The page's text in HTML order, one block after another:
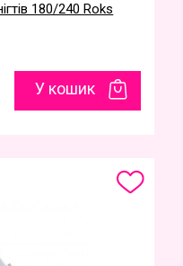
180/240 Roks
У кошик